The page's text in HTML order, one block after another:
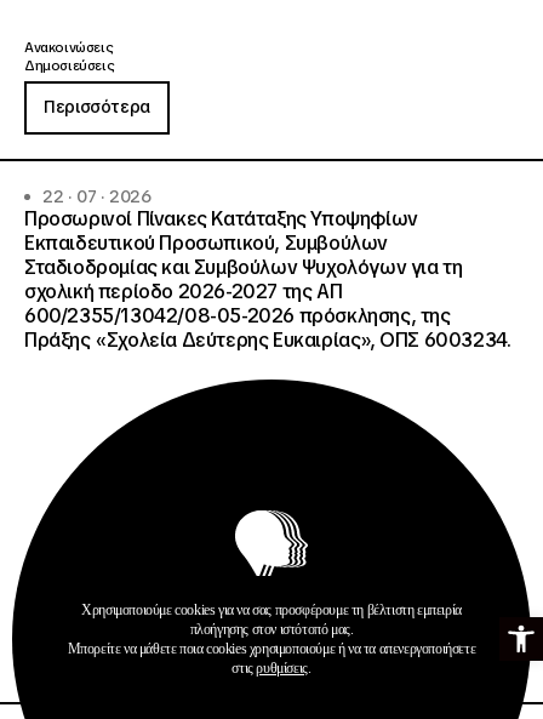
Ανοίξτε
Ανακοινώσεις
Δημοσιεύσεις
Περισσότερα
22 · 07 · 2026
Προσωρινοί Πίνακες Κατάταξης Υποψηφίων
Εκπαιδευτικού Προσωπικού, Συμβούλων
Σταδιοδρομίας και Συμβούλων Ψυχολόγων για τη
σχολική περίοδο 2026-2027 της ΑΠ
600/2355/13042/08-05-2026 πρόσκλησης, της
Πράξης «Σχολεία Δεύτερης Ευκαιρίας», ΟΠΣ 6003234.
Σχολεία Δεύτερης Ευκαιρίας
Περισσότερα
Χρησιμοποιούμε cookies για να σας προσφέρουμε τη βέλτιστη εμπειρία
πλοήγησης στον ιστότοπό μας.
Μπορείτε να μάθετε ποια cookies χρησιμοποιούμε ή να τα απενεργοποιήσετε
στιςρυθμίσεις.